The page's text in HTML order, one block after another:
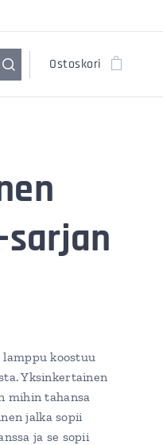
Ostoskori
sarjan
lamppu koostuu
Yksinkertainen
mihin tahansa
jalka sopii
ja se sopii